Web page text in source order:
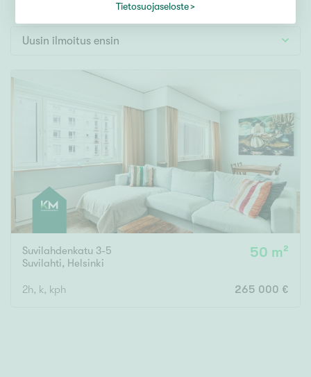
Vapaa-ajan asunto
000 000 €
Pinta-ala
Uusin ilmoitus ensin
Suvilahdenkatu 3-5
Suvilahti, Helsinki
50 m²
2h, k, kph 265 000 €
Tietosuojaseloste